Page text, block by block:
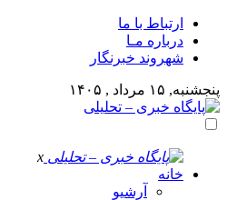
ارتباط با ما
درباره مـا
شهروند خبرنگار
پنجشنبه, ۱۵ مرداد , ۱۴۰۵
x
خانه
آرشیو